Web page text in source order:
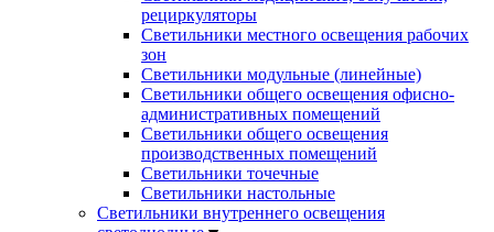
рециркуляторы
Светильники местного освещения рабочих
зон
Светильники модульные (линейные)
Светильники общего освещения офисно-
административных помещений
Светильники общего освещения
производственных помещений
Светильники точечные
Светильники настольные
Светильники внутреннего освещения